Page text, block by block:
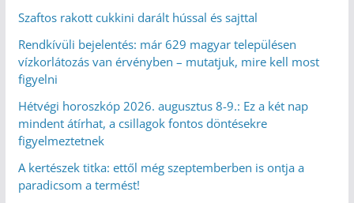
Szaftos rakott cukkini darált hússal és sajttal
Rendkívüli bejelentés: már 629 magyar településen
vízkorlátozás van érvényben – mutatjuk, mire kell most
figyelni
Hétvégi horoszkóp 2026. augusztus 8-9.: Ez a két nap
mindent átírhat, a csillagok fontos döntésekre
figyelmeztetnek
A kertészek titka: ettől még szeptemberben is ontja a
paradicsom a termést!